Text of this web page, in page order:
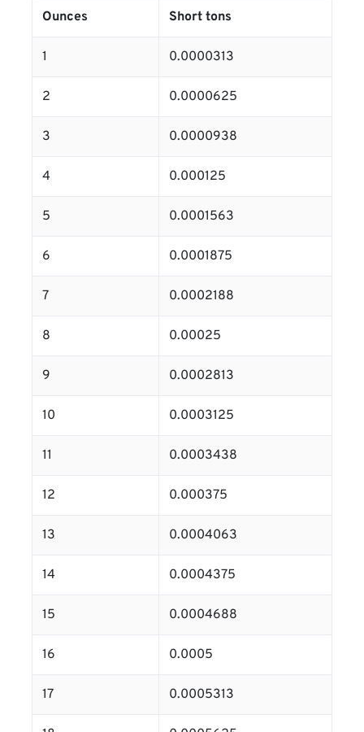
Ounces Short tons
1 0.0000313
2 0.0000625
3 0.0000938
4 0.000125
5 0.0001563
6 0.0001875
7 0.0002188
8 0.00025
9 0.0002813
10 0.0003125
11 0.0003438
12 0.000375
13 0.0004063
14 0.0004375
15 0.0004688
16 0.0005
17 0.0005313